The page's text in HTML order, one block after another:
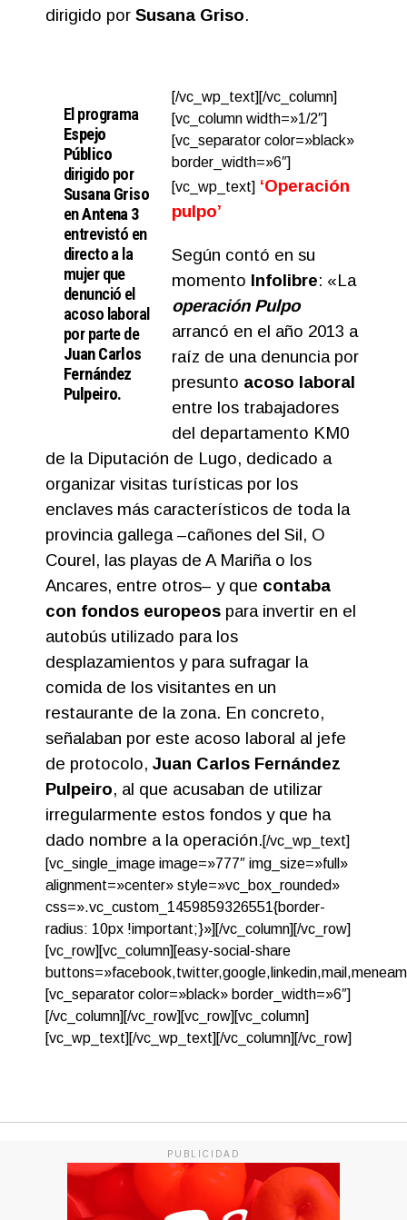
dirigido por Susana Griso.
El programa
Espejo
Público
dirigido por
Susana Griso
enAntena 3
entrevistó en
directo a la
mujer que
denunció el
acoso laboral
por parte de
Juan Carlos
Fernández
Pulpeiro.
[/vc_wp_text][/vc_column]
[vc_column width=»1/2″]
[vc_separator color=»black»
border_width=»6″]
[vc_wp_text] ‘Operación
pulpo’
Según contó en su
momento Infolibre: «La
operación Pulpo
arrancó en el año 2013 a
raíz de una denuncia por
presunto acoso laboral
entre los trabajadores
del departamento KM0
de la Diputación de Lugo, dedicado a
organizar visitas turísticas por los
enclaves más característicos de toda la
provincia gallega –cañones del Sil, O
Courel, las playas de A Mariña o los
Ancares, entre otros– y que contaba
con fondos europeos para invertir en el
autobús utilizado para los
desplazamientos y para sufragar la
comida de los visitantes en un
restaurante de la zona. En concreto,
señalaban por este acoso laboral al jefe
de protocolo, Juan Carlos Fernández
Pulpeiro, al que acusaban de utilizar
irregularmente estos fondos y que ha
dado nombre a la operación.[/vc_wp_text]
[vc_single_image image=»777″ img_size=»full»
alignment=»center» style=»vc_box_rounded»
css=».vc_custom_1459859326551{border-
radius: 10px !important;}»][/vc_column][/vc_row]
[vc_row][vc_column][easy-social-share
[vc_separator color=»black» border_width=»6″]
[/vc_column][/vc_row][vc_row][vc_column]
[vc_wp_text][/vc_wp_text][/vc_column][/vc_row]
PUBLICIDAD